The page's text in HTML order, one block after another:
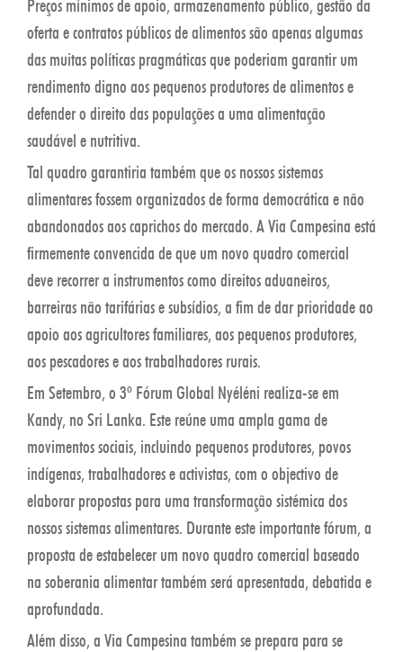
Preços mínimos de apoio, armazenamento público, gestão da
oferta e contratos públicos de alimentos são apenas algumas
das muitas políticas pragmáticas que poderiam garantir um
rendimento digno aos pequenos produtores de alimentos e
defender o direito das populações a uma alimentação
saudável e nutritiva.
Tal quadro garantiria também que os nossos sistemas
alimentares fossem organizados de forma democrática e não
abandonados aos caprichos do mercado. A Via Campesina está
firmemente convencida de que um novo quadro comercial
deve recorrer a instrumentos como direitos aduaneiros,
barreiras não tarifárias e subsídios, a fim de dar prioridade ao
apoio aos agricultores familiares, aos pequenos produtores,
aos pescadores e aos trabalhadores rurais.
Em Setembro, o 3º Fórum Global Nyéléni realiza-se em
Kandy, no Sri Lanka. Este reúne uma ampla gama de
movimentos sociais, incluindo pequenos produtores, povos
indígenas, trabalhadores e activistas, com o objectivo de
elaborar propostas para uma transformação sistémica dos
nossos sistemas alimentares. Durante este importante fórum, a
proposta de estabelecer um novo quadro comercial baseado
na soberania alimentar também será apresentada, debatida e
aprofundada.
Além disso, a Via Campesina também se prepara para se